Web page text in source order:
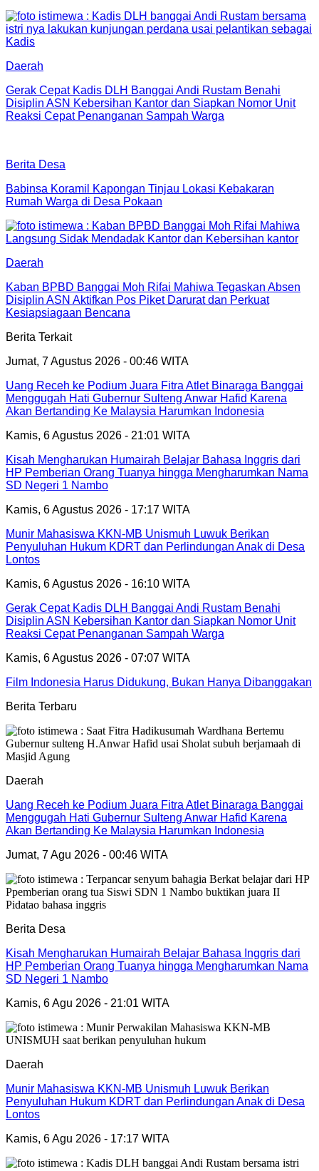
Daerah
Gerak Cepat Kadis DLH Banggai Andi Rustam Benahi
Disiplin ASN Kebersihan Kantor dan Siapkan Nomor Unit
Reaksi Cepat Penanganan Sampah Warga
Berita Desa
Babinsa Koramil Kapongan Tinjau Lokasi Kebakaran
Rumah Warga di Desa Pokaan
Daerah
Kaban BPBD Banggai Moh Rifai Mahiwa Tegaskan Absen
Disiplin ASN Aktifkan Pos Piket Darurat dan Perkuat
Kesiapsiagaan Bencana
Berita Terkait
Jumat, 7 Agustus 2026 - 00:46 WITA
Uang Receh ke Podium Juara Fitra Atlet Binaraga Banggai
Menggugah Hati Gubernur Sulteng Anwar Hafid Karena
Akan Bertanding Ke Malaysia Harumkan Indonesia
Kamis, 6 Agustus 2026 - 21:01 WITA
Kisah Mengharukan Humairah Belajar Bahasa Inggris dari
HP Pemberian Orang Tuanya hingga Mengharumkan Nama
SD Negeri 1 Nambo
Kamis, 6 Agustus 2026 - 17:17 WITA
Munir Mahasiswa KKN-MB Unismuh Luwuk Berikan
Penyuluhan Hukum KDRT dan Perlindungan Anak di Desa
Lontos
Kamis, 6 Agustus 2026 - 16:10 WITA
Gerak Cepat Kadis DLH Banggai Andi Rustam Benahi
Disiplin ASN Kebersihan Kantor dan Siapkan Nomor Unit
Reaksi Cepat Penanganan Sampah Warga
Kamis, 6 Agustus 2026 - 07:07 WITA
Film Indonesia Harus Didukung, Bukan Hanya Dibanggakan
Berita Terbaru
Daerah
Uang Receh ke Podium Juara Fitra Atlet Binaraga Banggai
Menggugah Hati Gubernur Sulteng Anwar Hafid Karena
Akan Bertanding Ke Malaysia Harumkan Indonesia
Jumat, 7 Agu 2026 - 00:46 WITA
Berita Desa
Kisah Mengharukan Humairah Belajar Bahasa Inggris dari
HP Pemberian Orang Tuanya hingga Mengharumkan Nama
SD Negeri 1 Nambo
Kamis, 6 Agu 2026 - 21:01 WITA
Daerah
Munir Mahasiswa KKN-MB Unismuh Luwuk Berikan
Penyuluhan Hukum KDRT dan Perlindungan Anak di Desa
Lontos
Kamis, 6 Agu 2026 - 17:17 WITA